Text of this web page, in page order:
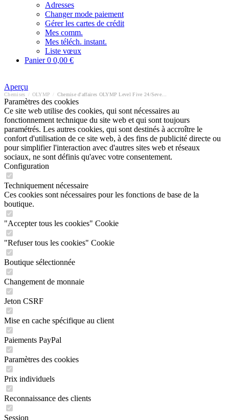
Adresses
Changer mode paiement
Gérer les cartes de crédit
Mes comm.
Mes téléch. instant.
Liste vœux
Panier0 0,00 €
Aperçu
Chemises OLYMP
Paramètres des cookies
Ce site web utilise des cookies, qui sont nécessaires au
fonctionnement technique du site web et qui sont toujours
paramétrés. Les autres cookies, qui sont destinés à accroître le
confort d'utilisation de ce site web, à des fins de publicité directe ou
pour simplifier l'interaction avec d'autres sites web et réseaux
sociaux, ne sont définis qu'avec votre consentement.
Configuration
Techniquement nécessaire
Ces cookies sont nécessaires pour les fonctions de base de la
boutique.
"Accepter tous les cookies" Cookie
"Refuser tous les cookies" Cookie
Boutique sélectionnée
Changement de monnaie
Jeton CSRF
Mise en cache spécifique au client
Paiements PayPal
Paramètres des cookies
Prix individuels
Reconnaissance des clients
Session